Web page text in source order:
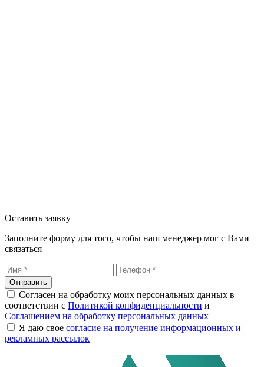
Оставить заявку
Заполните форму для того, чтобы наш менеджер мог с Вами
связаться
Отправить
Согласен на обработку моих персональных данных в
соответствии с Политикой конфиденциальности и
Соглашением на обработку персональных данных
Я даю свое согласие на получение информационных и
рекламных рассылок